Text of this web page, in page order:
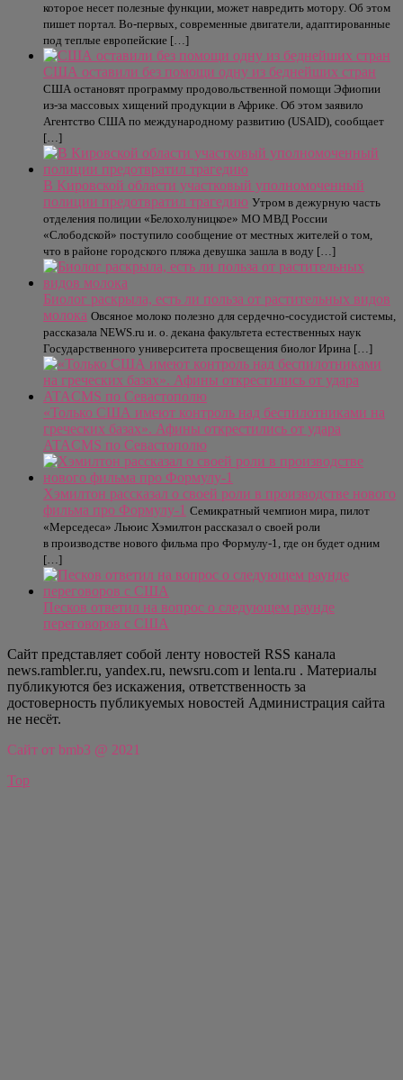
которое несет полезные функции, может навредить мотору. Об этом
пишет портал. Во-первых, современные двигатели, адаптированные
под теплые европейские […]
США оставили без помощи одну из беднейших стран
США остановят программу продовольственной помощи Эфиопии
из-за массовых хищений продукции в Африке. Об этом заявило
Агентство США по международному развитию (USAID), сообщает
[…]
В Кировской области участковый уполномоченный
полиции предотвратил трагедию Утром в дежурную часть
отделения полиции «Белохолуницкое» МО МВД России
«Слободской» поступило сообщение от местных жителей о том,
что в районе городского пляжа девушка зашла в воду […]
Биолог раскрыла, есть ли польза от растительных видов
молока Овсяное молоко полезно для сердечно-сосудистой системы,
рассказала NEWS.ru и. о. декана факультета естественных наук
Государственного университета просвещения биолог Ирина […]
«Только США имеют контроль над беспилотниками на
греческих базах». Афины открестились от удара
ATACMS по Севастополю
Хэмилтон рассказал о своей роли в производстве нового
фильма про Формулу-1 Семикратный чемпион мира, пилот
«Мерседеса» Льюис Хэмилтон рассказал о своей роли
в производстве нового фильма про Формулу-1, где он будет одним
[…]
Песков ответил на вопрос о следующем раунде
переговоров с США
Сайт представляет собой ленту новостей RSS канала
news.rambler.ru, yandex.ru, newsru.com и lenta.ru . Материалы
публикуются без искажения, ответственность за
достоверность публикуемых новостей Администрация сайта
не несёт.
Сайт от bmb3 @ 2021
Top